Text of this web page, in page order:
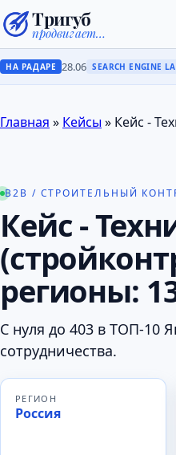
Тригуб
продвигает…
НА РАДАРЕ 28.06 SEARCH ENGINE
Главная » Кейсы» Кейс -
B2B / СТРОИТЕЛЬНЫЙ
Кейс -
регионы:
С нуля до 403 в ТОП-10
сотрудничества.
РЕГИОН
Россия